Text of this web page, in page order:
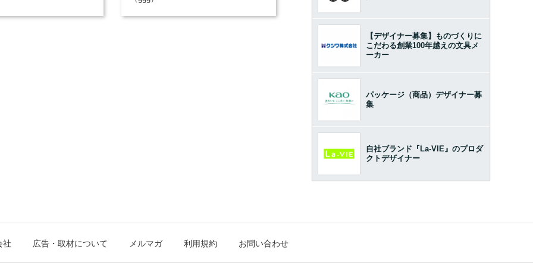
【デザイナー募集】ものづくりに
こだわる創業100年越えの文具メ
ーカー
パッケージ（商品）デザイナー募
集
自社ブランド『La-VIE』のプロダ
クトデザイナー
社 広告・取材について メルマガ 利用規約 お問い合わせ